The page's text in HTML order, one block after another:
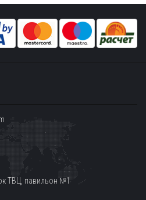
ТВЦ, павильон №1